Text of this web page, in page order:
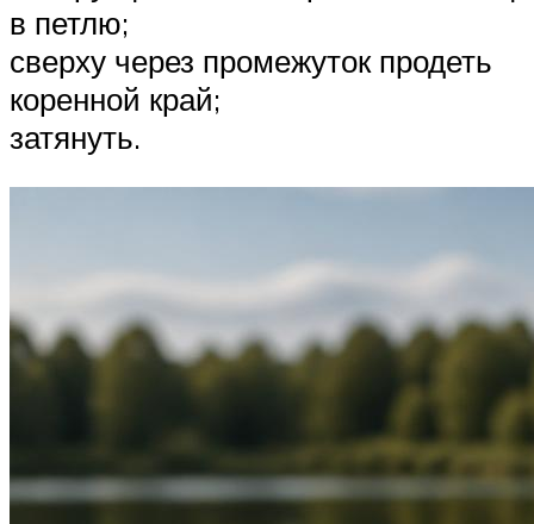
в петлю;
сверху через промежуток продеть
коренной край;
затянуть.